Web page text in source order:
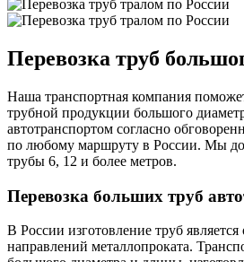
Перевозка труб
Наша транспортная компания
трубной продукции большого
автотранспортом согласно
по любому маршруту в России. Мы
трубы 6, 12 и более метров.
Перевозка больших труб
В России изготовление труб
направлений металлопроката.